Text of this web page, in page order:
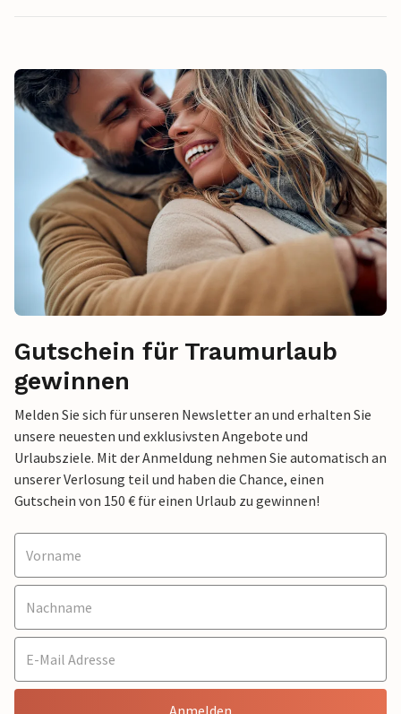
Gutschein für Traumurlaub
gewinnen
Melden Sie sich für unseren Newsletter an und erhalten Sie
unsere neuesten und exklusivsten Angebote und
Urlaubsziele. Mit der Anmeldung nehmen Sie automatisch an
unserer Verlosung teil und haben die Chance, einen
Gutschein von 150 € für einen Urlaub zu gewinnen!